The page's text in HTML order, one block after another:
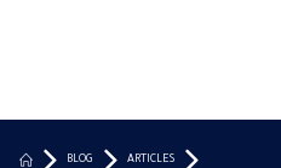
BLOG ARTICLES